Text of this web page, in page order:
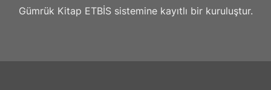
Gümrük Kitap ETBİS sistemine kayıtlı bir kuruluştur.